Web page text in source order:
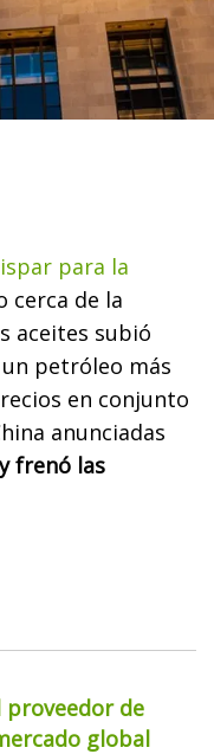
para la
cerca de la
aceites subió
petróleo más
en conjunto
anunciadas
frenó las
de
global